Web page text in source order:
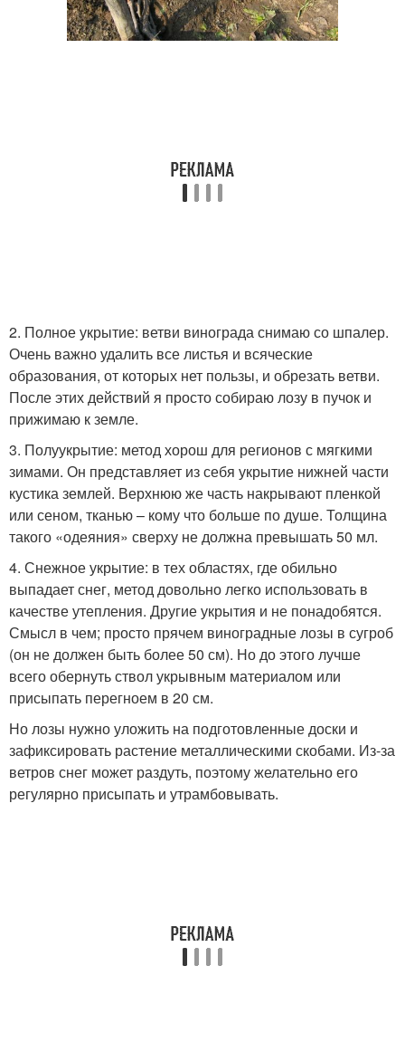
2. Полное укрытие: ветви винограда снимаю со шпалер.
Очень важно удалить все листья и всяческие
образования, от которых нет пользы, и обрезать ветви.
После этих действий я просто собираю лозу в пучок и
прижимаю к земле.
3. Полуукрытие: метод хорош для регионов с мягкими
зимами. Он представляет из себя укрытие нижней части
кустика землей. Верхнюю же часть накрывают пленкой
или сеном, тканью – кому что больше по душе. Толщина
такого «одеяния» сверху не должна превышать 50 мл.
4. Снежное укрытие: в тех областях, где обильно
выпадает снег, метод довольно легко использовать в
качестве утепления. Другие укрытия и не понадобятся.
Смысл в чем; просто прячем виноградные лозы в сугроб
(он не должен быть более 50 см). Но до этого лучше
всего обернуть ствол укрывным материалом или
присыпать перегноем в 20 см.
Но лозы нужно уложить на подготовленные доски и
зафиксировать растение металлическими скобами. Из-за
ветров снег может раздуть, поэтому желательно его
регулярно присыпать и утрамбовывать.